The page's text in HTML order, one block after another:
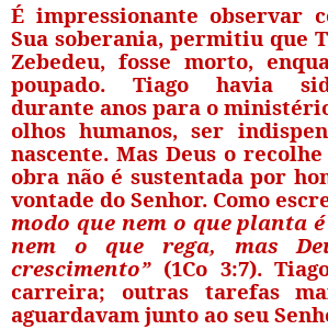
É impressionante observar
Sua soberania, permitiu que
Zebedeu, fosse morto,
poupado. Tiago havia
durante anos para o
olhos humanos, ser
nascente. Mas Deus o
obra não é sustentada por
vontade do Senhor. Como
modo que nem o que planta
nem o que rega, mas
crescimento”(1Co 3:7).
carreira; outras tarefas
aguardavam junto ao seu